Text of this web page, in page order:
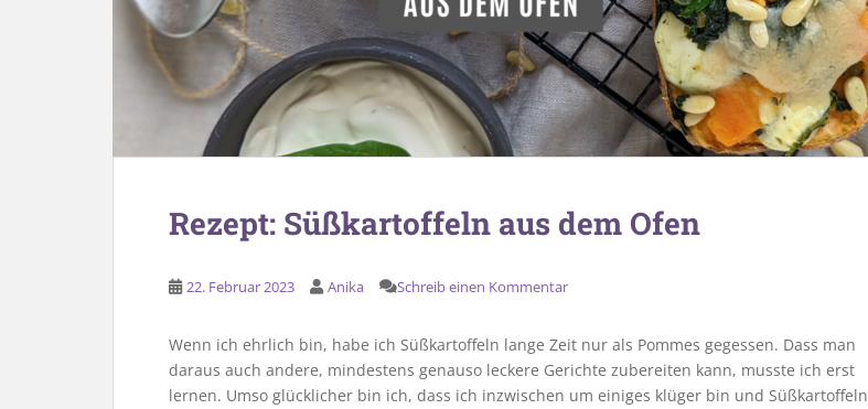
Rezept: Süßkartoffeln aus dem Ofen
22. Februar 2023 Anika Schreib einen Kommentar
Wenn ich ehrlich bin, habe ich Süßkartoffeln lange Zeit nur als Pommes gegessen. Dass man
daraus auch andere, mindestens genauso leckere Gerichte zubereiten kann, musste ich erst
lernen. Umso glücklicher bin ich, dass ich inzwischen um einiges klüger bin und Süßkartoffeln